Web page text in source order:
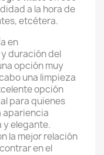
a la hora de
etcétera.
en
duración del
opción muy
una limpieza
opción
para quienes
apariencia
y elegante.
la mejor relación
en el